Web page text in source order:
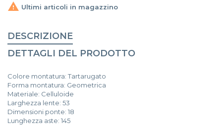
 Ultimi articoli in magazzino
DESCRIZIONE
DETTAGLI DEL PRODOTTO
Colore montatura: Tartarugato
Forma montatura: Geometrica
Materiale: Celluloide
Larghezza lente: 53
Dimensioni ponte: 18
Lunghezza aste: 145